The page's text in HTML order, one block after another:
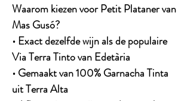
Waarom kiezen voor Petit Plataner van
Mas Gusó?
• Exact dezelfde wijn als de populaire
Via Terra Tinto van Edetària
• Gemaakt van 100% Garnacha Tinta
uit Terra Alta